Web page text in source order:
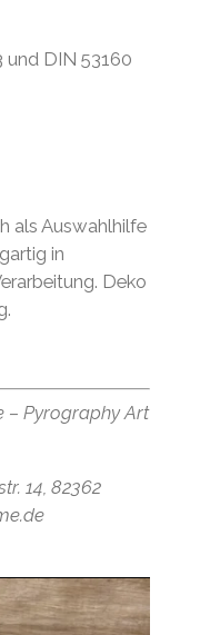
und DIN 53160
als Auswahlhilfe
in
Deko
– Pyrography Art
14, 82362